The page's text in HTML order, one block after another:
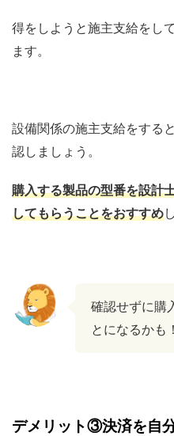
得をしようと施主支給をし
ます。
設備関係の施主支給をする
認しましょう。
購入する製品の型番を設計
してもらうことをおすすめ
確認せずに購
とになるかも！
デメリット③決済を自